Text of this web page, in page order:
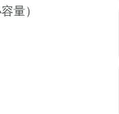
量）